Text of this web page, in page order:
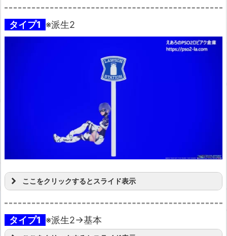
タイプ1 ※派生2
ここをクリックするとスライド表示
タイプ1 ※派生2→基本